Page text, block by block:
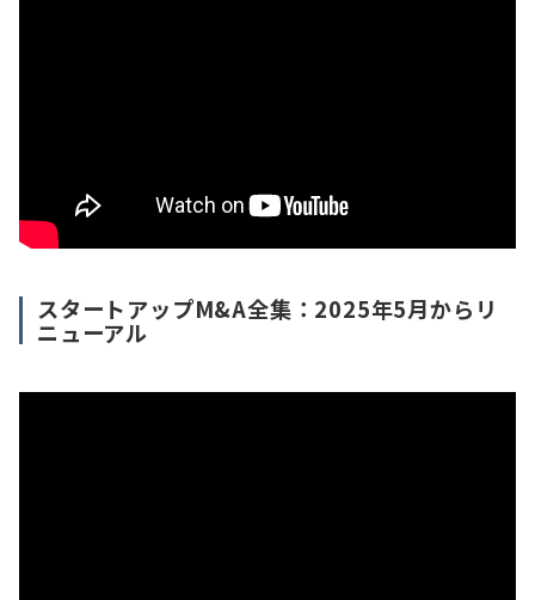
スタートアップM&A全集：2025年5月からリ
ニューアル